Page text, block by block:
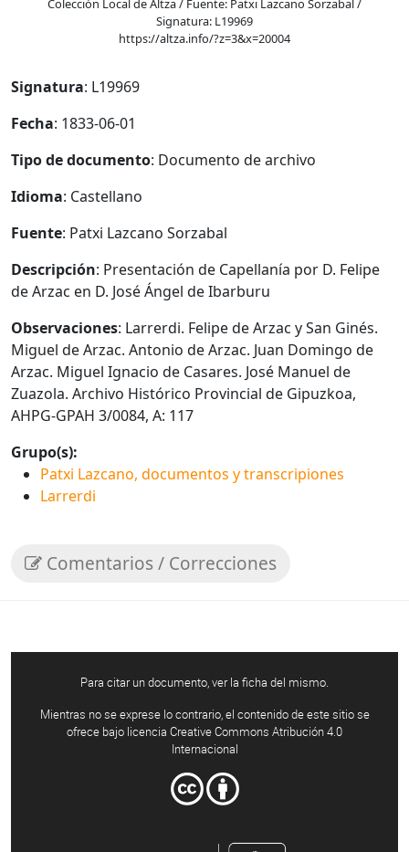
Signatura: L19969
https://altza.info/?z=3&x=20004
Signatura: L19969
Fecha: 1833-06-01
Tipo de documento: Documento de archivo
Idioma: Castellano
Fuente: Patxi Lazcano Sorzabal
Descripción: Presentación de Capellanía por D. Felipe
de Arzac en D. José Ángel de Ibarburu
Observaciones: Larrerdi. Felipe de Arzac y San Ginés.
Miguel de Arzac. Antonio de Arzac. Juan Domingo de
Arzac. Miguel Ignacio de Casares. José Manuel de
Zuazola. Archivo Histórico Provincial de Gipuzkoa,
AHPG-GPAH 3/0084, A: 117
Grupo(s):
Patxi Lazcano, documentos y transcripiones
Larrerdi
Comentarios / Correcciones
Para citar un documento, ver la ficha del mismo.
Mientras no se exprese lo contrario, el contenido de este sitio se
ofrece bajo licencia Creative Commons Atribución 4.0
Internacional